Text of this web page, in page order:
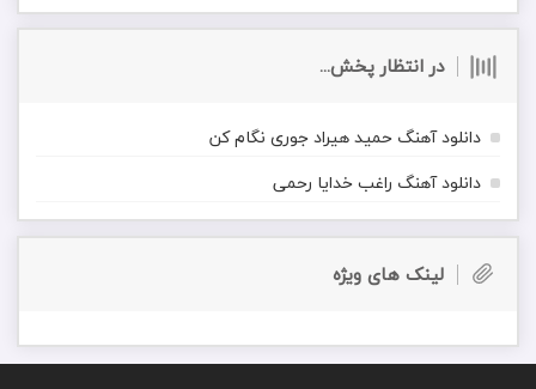
در انتظار پخش...
دانلود آهنگ حمید هیراد جوری نگام کن
دانلود آهنگ راغب خدایا رحمی
لینک های ویژه